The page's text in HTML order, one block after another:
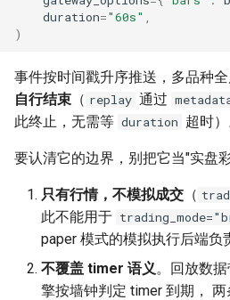
duration="60s"
)
事件按时间戳升序推送，多品种
自行结束 （ replay 通过
此终止，无需等 duration 超时）
要认清它的边界，别把它当"实盘
只有行情，不模拟成交 （
此不能用于
paper 模式的模拟执行后端负
不覆盖 timer 语义。回放数
擎按墙钟判定 timer 到期，